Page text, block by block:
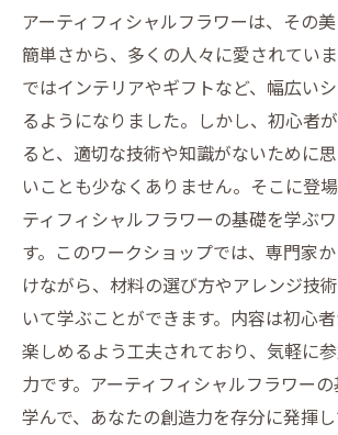
アーティフィシャルフラワーは、その
簡単さから、多くの人々に愛されてい
ではインテリアやギフトなど、幅広い
るようになりました。しかし、初心者
ると、適切な技術や知識がないために
いことも少なくありません。そこに登
ティフィシャルフラワーの基礎を学ぶ
す。このワークショップでは、専門家
けながら、材料の選び方やアレンジ技
いて学ぶことができます。内容は初心
楽しめるよう工夫されており、気軽に
力です。アーティフィシャルフラワー
学んで、あなたの創造力を存分に発揮し